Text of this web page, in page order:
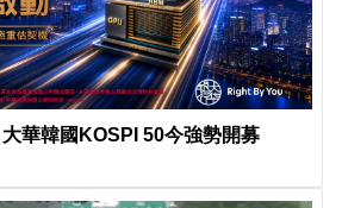
華韓國KOSPI 50今強勢開募